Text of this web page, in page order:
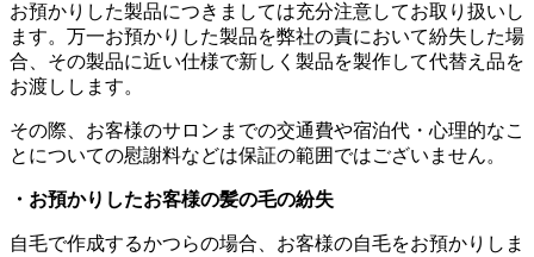
お預かりした製品につきましては充分注意してお取り扱いし
ます。万一お預かりした製品を弊社の責において紛失した場
合、その製品に近い仕様で新しく製品を製作して代替え品を
お渡しします。
その際、お客様のサロンまでの交通費や宿泊代・心理的なこ
とについての慰謝料などは保証の範囲ではございません。
・お預かりしたお客様の髪の毛の紛失
自毛で作成するかつらの場合、お客様の自毛をお預かりしま